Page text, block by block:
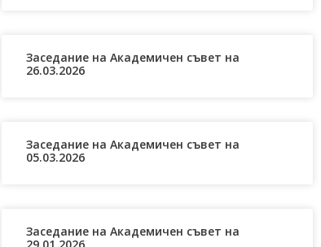
Заседание на Академичен съвет на
26.03.2026
Заседание на Академичен съвет на
05.03.2026
Заседание на Академичен съвет на